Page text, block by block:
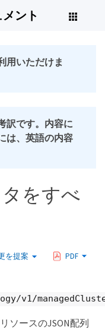
メント
用いただけま
訳です。内容に
は、英語の内容
をすべ
を提案 PDF
v1/
ソースのJSON配列